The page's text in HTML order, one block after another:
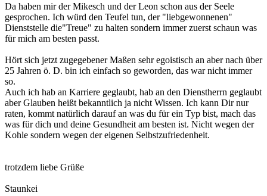
Da haben mir der Mikesch und der Leon schon aus der Seele
gesprochen. Ich würd den Teufel tun, der "liebgewonnenen"
Dienststelle die"Treue" zu halten sondern immer zuerst schaun was
für mich am besten passt.
Hört sich jetzt zugegebener Maßen sehr egoistisch an aber nach über
25 Jahren ö. D. bin ich einfach so geworden, das war nicht immer
so.
Auch ich hab an Karriere geglaubt, hab an den Dienstherrn geglaubt
aber Glauben heißt bekanntlich ja nicht Wissen. Ich kann Dir nur
raten, kommt natürlich darauf an was du für ein Typ bist, mach das
was für dich und deine Gesundheit am besten ist. Nicht wegen der
Kohle sondern wegen der eigenen Selbstzufriedenheit.
trotzdem liebe Grüße
Staunkei